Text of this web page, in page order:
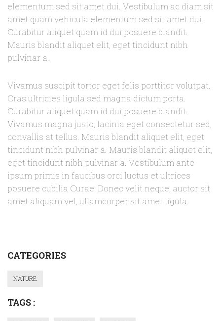
elementum sed sit amet dui. Vestibulum ac diam sit
amet quam vehicula elementum sed sit amet dui.
Curabitur aliquet quam id dui posuere blandit.
Mauris blandit aliquet elit, eget tincidunt nibh
pulvinar a.
Vivamus suscipit tortor eget felis porttitor volutpat.
Cras ultricies ligula sed magna dictum porta.
Curabitur aliquet quam id dui posuere blandit.
Vivamus magna justo, lacinia eget consectetur sed,
convallis at tellus. Mauris blandit aliquet elit, eget
tincidunt nibh pulvinar a. Mauris blandit aliquet elit,
eget tincidunt nibh pulvinar a. Vestibulum ante
ipsum primis in faucibus orci luctus et ultrices
posuere cubilia Curae; Donec velit neque, auctor sit
amet aliquam vel, ullamcorper sit amet ligula.
CATEGORIES
NATURE
TAGS :